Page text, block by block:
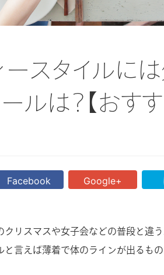
ースタイルに
ルは？【おす
Facebook Google+
クリスマスや女子会などの普段と違
言えば薄着で体のラインが出るもの
すめアイテムを紹介
2023.12.06
れ方法を解説